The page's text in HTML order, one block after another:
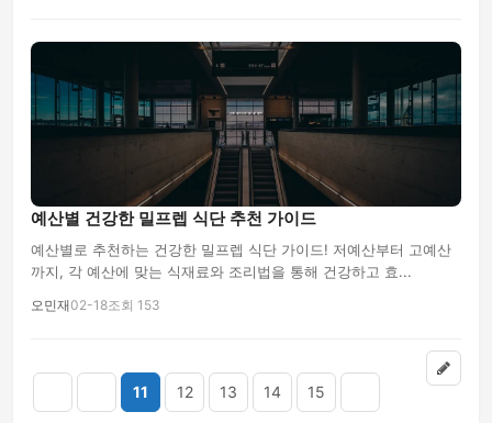
예산별 건강한 밀프렙 식단 추천 가이드
예산별로 추천하는 건강한 밀프렙 식단 가이드! 저예산부터 고예산
까지, 각 예산에 맞는 식재료와 조리법을 통해 건강하고 효...
오민재02-18조회 153
11 12 13 14 15